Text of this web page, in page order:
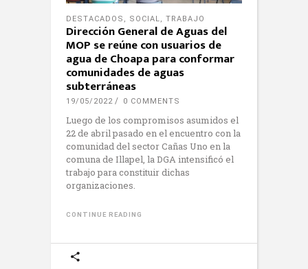
DESTACADOS , SOCIAL, TRABAJO
Dirección General de Aguas del
MOP se reúne con usuarios de
agua de Choapa para conformar
comunidades de aguas
subterráneas
19/05/2022 0 COMMENTS
Luego de los compromisos asumidos el
22 de abril pasado en el encuentro con la
comunidad del sector Cañas Uno en la
comuna de Illapel, la DGA intensificó el
trabajo para constituir dichas
organizaciones.
CONTINUE READING